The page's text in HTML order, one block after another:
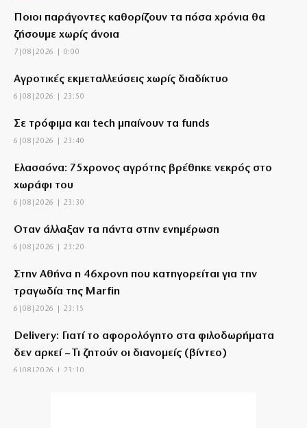
Ποιοι παράγοντες καθορίζουν τα πόσα χρόνια θα
ζήσουμε χωρίς άνοια
7|08|2026 | 0:00
Αγροτικές εκμεταλλεύσεις χωρίς διαδίκτυο
6|08|2026 | 23:50
Σε τρόφιμα και tech μπαίνουν τα funds
6|08|2026 | 23:40
Ελασσόνα: 75χρονος αγρότης βρέθηκε νεκρός στο
χωράφι του
6|08|2026 | 23:30
Όταν άλλαξαν τα πάντα στην ενημέρωση
6|08|2026 | 23:20
Στην Αθήνα η 46χρονη που κατηγορείται για την
τραγωδία της Marfin
6|08|2026 | 23:15
Delivery: Γιατί το αφορολόγητο στα φιλοδωρήματα
δεν αρκεί – Τι ζητούν οι διανομείς (βίντεο)
6|08|2026 | 23:10